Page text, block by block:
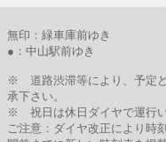
無印：緑車庫前ゆき
●：中山駅前ゆき
※ 道路渋滞等により、予定
承下さい。
※ 祝日は休日ダイヤで運行い
ご注意：ダイヤ改正により時